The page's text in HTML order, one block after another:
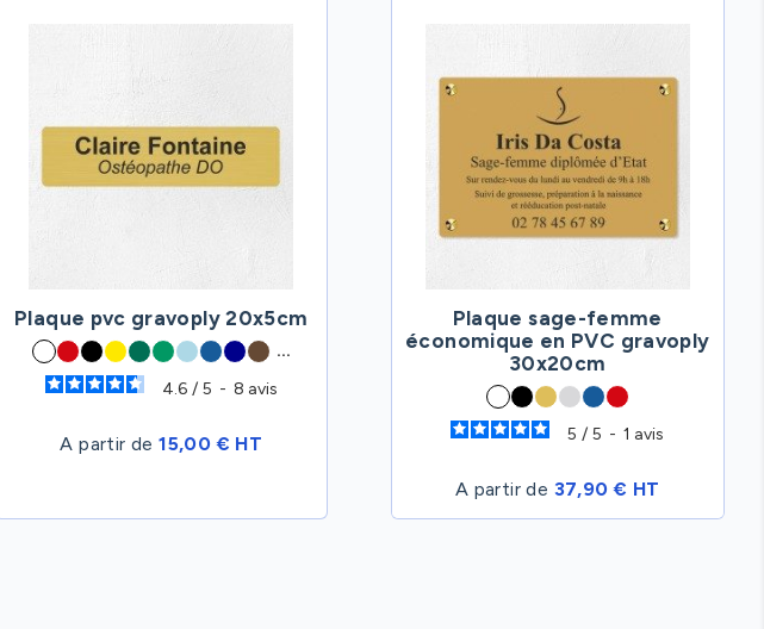
Plaque pvc gravoply 20x5cm
...
4.6 / 5 - 8 avis
A partir de15,00 € HT
Plaque sage-femme
économique en PVC gravoply
30x20cm
5 / 5 - 1 avis
A partir de 37,90 € HT